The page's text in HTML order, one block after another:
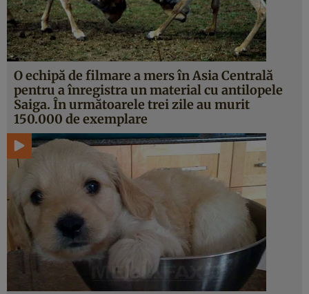
O echipă de filmare a mers în Asia Centrală
pentru a înregistra un material cu antilopele
Saiga. În următoarele trei zile au murit
150.000 de exemplare